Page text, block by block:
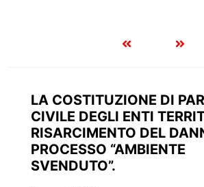
LA COSTITUZIONE DI
CIVILE DEGLI ENTI
RISARCIMENTO DEL
PROCESSO “AMBIENTE
SVENDUTO”.